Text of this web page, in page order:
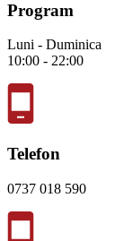
Program
Luni - Duminica
10:00 - 22:00
Telefon
0737 018 590